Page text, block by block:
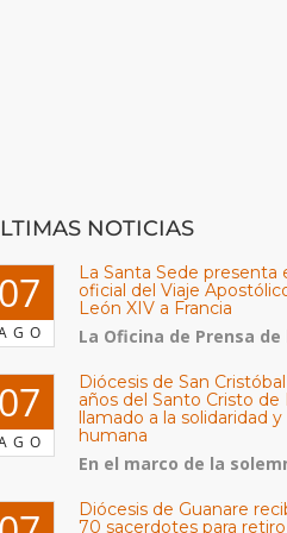
NOTICIAS
La Santa Sede presenta
oficial del Viaje
León XIV a Francia
La Oficina de Prensa de
Diócesis de San
años del Santo Cristo de
llamado a la solidaridad
humana
En el marco de la
Diócesis de Guanare
70 sacerdotes para